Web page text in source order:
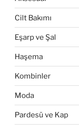
Cilt Bakımı
Eşarp ve Şal
Haşema
Kombinler
Moda
Pardesü ve Kap